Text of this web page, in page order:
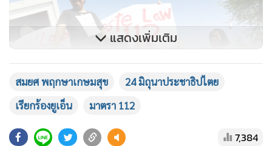
แสดงเพิ่มเติม
สมยศ พฤกษาเกษมสุข
24 มิถุนาประชาธิปไตย
เรียกร้องยูเอ็น
มาตรา 112
7,384